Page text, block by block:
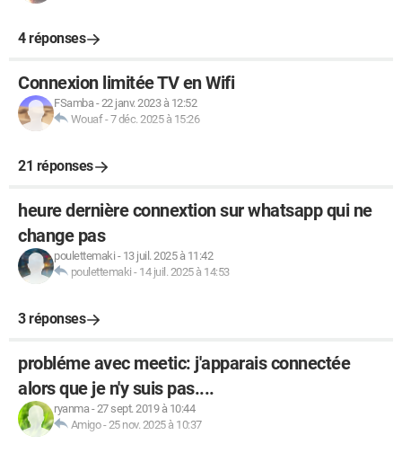
4 réponses
Connexion limitée TV en Wifi
FSamba-22 janv. 2023 à 12:52
Wouaf-7 déc. 2025 à 15:26
21 réponses
heure dernière connextion sur whatsapp qui ne
change pas
poulettemaki - 13 juil. 2025 à 11:42
poulettemaki - 14 juil. 2025 à 14:53
3 réponses
probléme avec meetic: j'apparais connectée
alors que je n'y suis pas....
ryanma-27 sept. 2019 à 10:44
Amigo-25 nov. 2025 à 10:37